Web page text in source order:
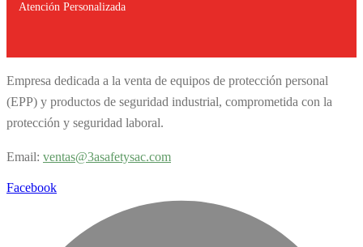
Atención Personalizada
Empresa dedicada a la venta de equipos de protección personal
(EPP) y productos de seguridad industrial, comprometida con la
protección y seguridad laboral.
Email: ventas@3asafetysac.com
Facebook